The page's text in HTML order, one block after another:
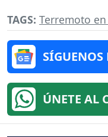
TAGS: Terremoto en
SÍGUENOS
ÚNETE AL